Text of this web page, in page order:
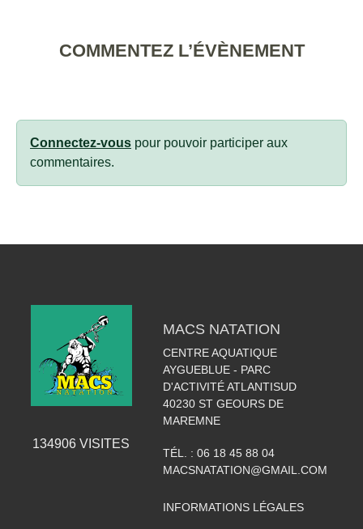
COMMENTEZ L’ÉVÈNEMENT
Connectez-vous pour pouvoir participer aux
commentaires.
134906 VISITES
MACS NATATION
CENTRE AQUATIQUE
AYGUEBLUE - PARC
D'ACTIVITÉ ATLANTISUD
40230 ST GEOURS DE
MAREMNE
TÉL. : 06 18 45 88 04
MACSNATATION@GMAIL.COM
INFORMATIONS LÉGALES